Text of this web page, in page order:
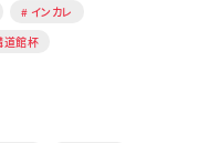
インカレ
道館杯